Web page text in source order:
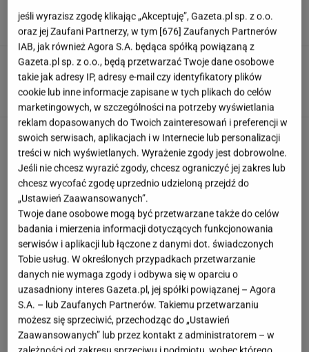
Anastazja Kuś mistrzynią świata! Historyczny
występ, brawo!
jeśli wyrazisz zgodę klikając „Akceptuję”, Gazeta.pl sp. z o.o.
oraz jej Zaufani Partnerzy, w tym [676] Zaufanych Partnerów
IAB, jak również Agora S.A. będąca spółką powiązaną z
Gazeta.pl sp. z o.o., będą przetwarzać Twoje dane osobowe
takie jak adresy IP, adresy e-mail czy identyfikatory plików
cookie lub inne informacje zapisane w tych plikach do celów
marketingowych, w szczególności na potrzeby wyświetlania
reklam dopasowanych do Twoich zainteresowań i preferencji w
swoich serwisach, aplikacjach i w Internecie lub personalizacji
treści w nich wyświetlanych. Wyrażenie zgody jest dobrowolne.
Jeśli nie chcesz wyrazić zgody, chcesz ograniczyć jej zakres lub
chcesz wycofać zgodę uprzednio udzieloną przejdź do
„Ustawień Zaawansowanych”.
Twoje dane osobowe mogą być przetwarzane także do celów
badania i mierzenia informacji dotyczących funkcjonowania
serwisów i aplikacji lub łączone z danymi dot. świadczonych
Tobie usług. W określonych przypadkach przetwarzanie
danych nie wymaga zgody i odbywa się w oparciu o
uzasadniony interes Gazeta.pl, jej spółki powiązanej – Agora
S.A. – lub Zaufanych Partnerów. Takiemu przetwarzaniu
możesz się sprzeciwić, przechodząc do „Ustawień
Zaawansowanych” lub przez kontakt z administratorem – w